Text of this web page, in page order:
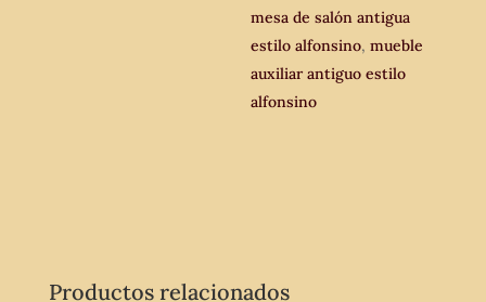
mesa de salón antigua
estilo alfonsino,mueble
auxiliar antiguo estilo
alfonsino
Productos relacionados